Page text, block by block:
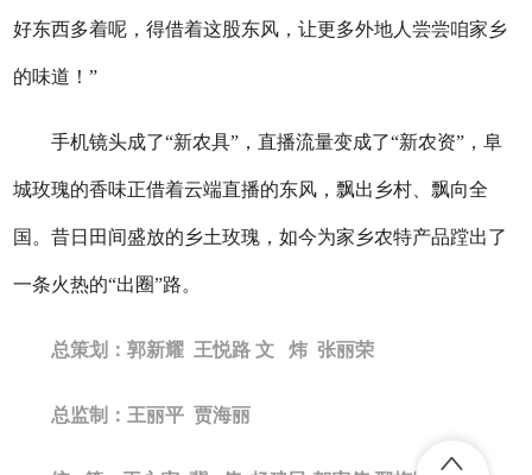
好东西多着呢，得借着这股东风，让更多外地人尝尝咱家乡
的味道！”
手机镜头成了“新农具”，直播流量变成了“新农资”，阜
城玫瑰的香味正借着云端直播的东风，飘出乡村、飘向全
国。昔日田间盛放的乡土玫瑰，如今为家乡农特产品蹚出了
一条火热的“出圈”路。
总策划：郭新耀 王悦路 文 炜 张丽荣
总监制：王丽平 贾海丽